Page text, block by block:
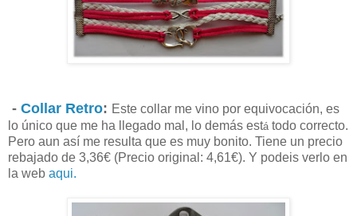
- Collar Retro: Este collar me vino por equivocación, es
lo único que me ha llegado mal, lo demás está todo correcto.
Pero aun así me resulta que es muy bonito. Tiene un precio
rebajado de 3,36€ (Precio original: 4,61€). Y podeis verlo en
la web aqui.